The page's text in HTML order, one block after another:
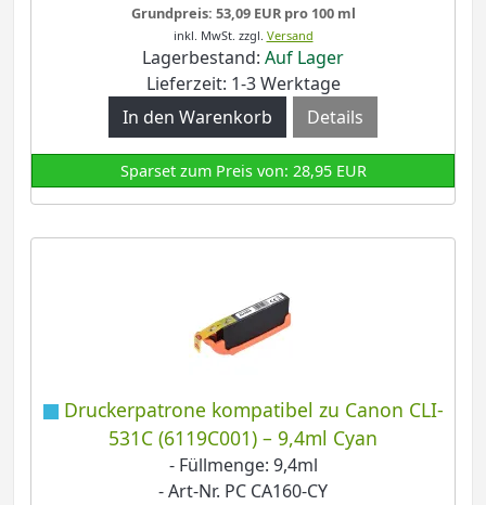
Grundpreis: 53,09 EUR pro 100 ml
inkl. MwSt. zzgl. Versand
Lagerbestand: Auf Lager
Lieferzeit: 1-3 Werktage
Details
Sparset zum Preis von: 28,95 EUR
Druckerpatrone kompatibel zu Canon CLI-
531C (6119C001) – 9,4ml Cyan
- Füllmenge: 9,4ml
- Art-Nr. PC CA160-CY